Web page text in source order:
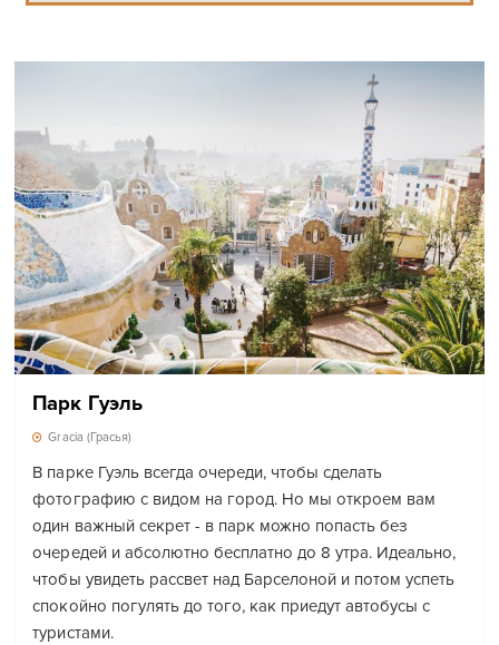
Парк Гуэль
Gracia (Грасья)
В парке Гуэль всегда очереди, чтобы сделать
фотографию с видом на город. Но мы откроем вам
один важный секрет - в парк можно попасть без
очередей и абсолютно бесплатно до 8 утра. Идеально,
чтобы увидеть рассвет над Барселоной и потом успеть
спокойно погулять до того, как приедут автобусы с
туристами.